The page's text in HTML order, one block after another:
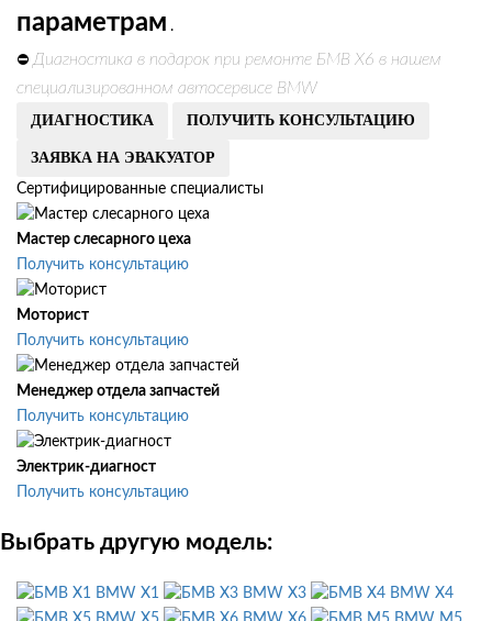
параметрам .
⛔ Диагностика в подарок при ремонте БМВ Х6 в нашем
специализированном автосервисе BMW
ДИАГНОСТИКА ПОЛУЧИТЬ КОНСУЛЬТАЦИЮ
ЗАЯВКА НА ЭВАКУАТОР
Сертифицированные специалисты
Мастер слесарного цеха
Получить консультацию
Моторист
Получить консультацию
Менеджер отдела запчастей
Получить консультацию
Электрик-диагност
Получить консультацию
Выбрать другую модель:
BMW X1 BMW X3
BMW X4